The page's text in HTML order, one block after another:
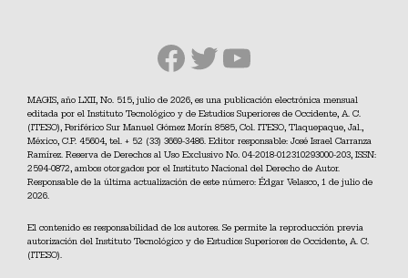
Facebook
Twitter
YouTube
MAGIS, año LXII, No. 515, julio de 2026, es una publicación electrónica mensual
editada por el Instituto Tecnológico y de Estudios Superiores de Occidente, A. C.
(ITESO), Periférico Sur Manuel Gómez Morín 8585, Col. ITESO, Tlaquepaque, Jal.,
México, C.P. 45604, tel. + 52 (33) 3669-3486. Editor responsable: José Israel Carranza
Ramírez. Reserva de Derechos al Uso Exclusivo No. 04-2018-012310293000-203, ISSN:
2594-0872, ambos otorgados por el Instituto Nacional del Derecho de Autor.
Responsable de la última actualización de este número: Édgar Velasco, 1 de julio de
2026.
El contenido es responsabilidad de los autores. Se permite la reproducción previa
autorización del Instituto Tecnológico y de Estudios Superiores de Occidente, A. C.
(ITESO).